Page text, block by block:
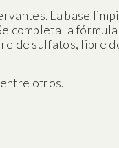
La base
completa la
de sulfatos, libre
entre otros.